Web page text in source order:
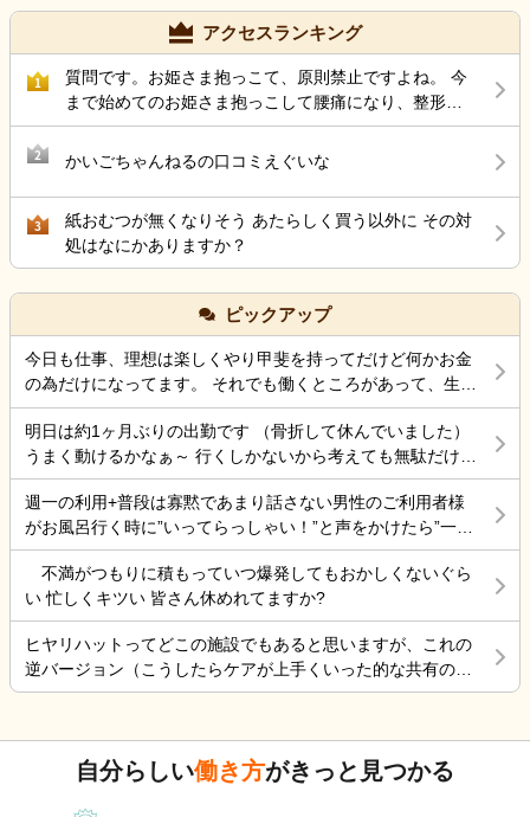
アクセスランキング
1
質問です。お姫さま抱っこて、原則禁止ですよね。 今
まで始めてのお姫さま抱っこして腰痛になり、整形受
診して、薬もらい、リハビリしています。
2 かいごちゃんねるの口コミえぐいな
3
紙おむつが無くなりそう あたらしく買う以外に その対
処はなにかありますか？
ピックアップ
今日も仕事、理想は楽しくやり甲斐を持ってだけど何かお金
の為だけになってます。 それでも働くところがあって、生き
ていけているのでましなのでしょうね。 一番辛いのは、お金
がなく職探ししている時だったので今日も頑張ろうと思う。
それにしても古株は、好き勝手だから楽しそうです。私も古
株の時は、そんなに仕事行くのが辛くなく毎日そこそこ楽し
くやっていました。 転職は後悔はしていませんが、誰もが上
手くいかないのは確かですね。 そんなつぶやきです、では仕
明日は約1ヶ月ぶりの出勤です （骨折して休んでいました）
うまく動けるかなぁ～ 行くしかないから考えても無駄だけど
不安！
週一の利用+普段は寡黙であまり話さない男性のご利用者様
がお風呂行く時に”いってらっしゃい！”と声をかけたら”一緒
に行く？！？”と返してくれた。 そういう想像を上回るよう
なことがあるからこの仕事って楽しいんだよな。 まだ入って
4ヶ月弱しか経ってないけど。
不満がつもりに積もっていつ爆発してもおかしくないぐら
い 忙しくキツい 皆さん休めれてますか?
ヒヤリハットってどこの施設でもあると思いますが、これの
逆バージョン（こうしたらケアが上手くいった的な共有の書
式）ってないですよね。あったらいいケアを共有できると思
遂記録ばかりって、すごくネガティブだと個人的に思いま
す。また、介護の世界って「できて当たり前」的な思考が強
自分らしい働き方がきっと見つかる